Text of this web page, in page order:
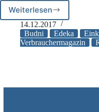
Weiterlesen
Einkaufs-
Apps
großer
Anbieter
14.12.2017
Budni
Edeka
Verbrauchermagazin